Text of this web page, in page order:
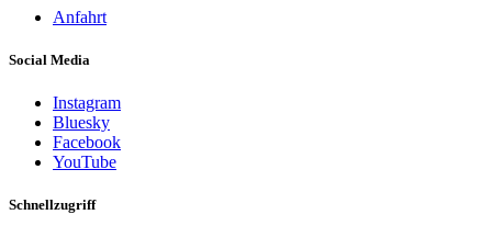
Anfahrt
Social Media
Instagram
Bluesky
Facebook
YouTube
Schnellzugriff